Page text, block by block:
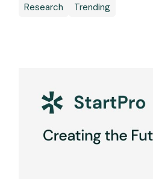
Research
Trending